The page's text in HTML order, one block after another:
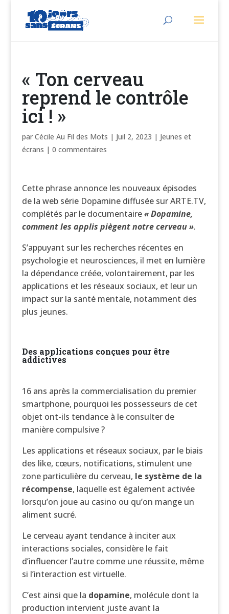
« Ton cerveau
reprend le contrôle
ici ! »
par Cécile Au Fil des Mots | Juil 2, 2023 | Jeunes et
écrans | 0 commentaires
Cette phrase annonce les nouveaux épisodes
de la web série Dopamine diffusée sur ARTE.TV,
complétés par le documentaire« Dopamine,
comment les applis piègent notre cerveau ».
S’appuyant sur les recherches récentes en
psychologie et neurosciences, il met en lumière
la dépendance créée, volontairement, par les
applications et les réseaux sociaux, et leur un
impact sur la santé mentale, notamment des
plus jeunes.
Des applications conçues pour être
addictives
16 ans après la commercialisation du premier
smartphone, pourquoi les possesseurs de cet
objet ont-ils tendance à le consulter de
manière compulsive ?
Les applications et réseaux sociaux, par le biais
des like, cœurs, notifications, stimulent une
zone particulière du cerveau, le système de la
récompense, laquelle est également activée
lorsqu’on joue au casino ou qu’on mange un
aliment sucré.
Le cerveau ayant tendance à inciter aux
interactions sociales, considère le fait
d’influencer l’autre comme une réussite, même
si l’interaction est virtuelle.
C’est ainsi que la dopamine, molécule dont la
production intervient juste avant la